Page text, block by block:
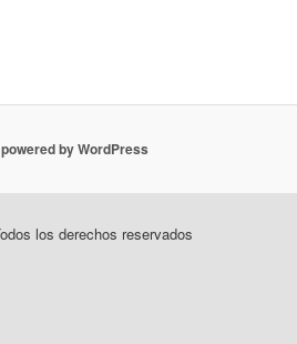
by WordPress
los derechos reservados